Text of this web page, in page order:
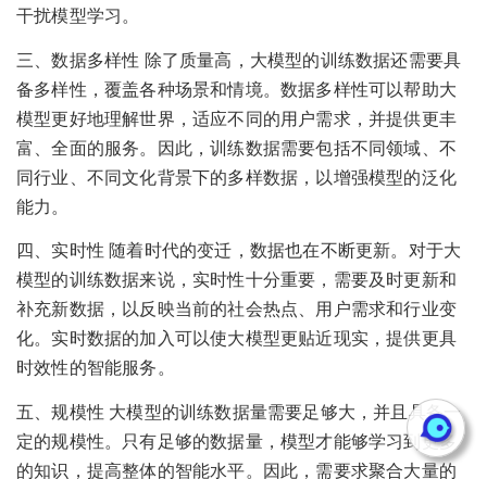
干扰模型学习。
三、数据多样性 除了质量高，大模型的训练数据还需要具
备多样性，覆盖各种场景和情境。数据多样性可以帮助大
模型更好地理解世界，适应不同的用户需求，并提供更丰
富、全面的服务。因此，训练数据需要包括不同领域、不
同行业、不同文化背景下的多样数据，以增强模型的泛化
能力。
四、实时性 随着时代的变迁，数据也在不断更新。对于大
模型的训练数据来说，实时性十分重要，需要及时更新和
补充新数据，以反映当前的社会热点、用户需求和行业变
化。实时数据的加入可以使大模型更贴近现实，提供更具
时效性的智能服务。
五、规模性 大模型的训练数据量需要足够大，并且具备一
定的规模性。只有足够的数据量，模型才能够学习到更多
的知识，提高整体的智能水平。因此，需要求聚合大量的